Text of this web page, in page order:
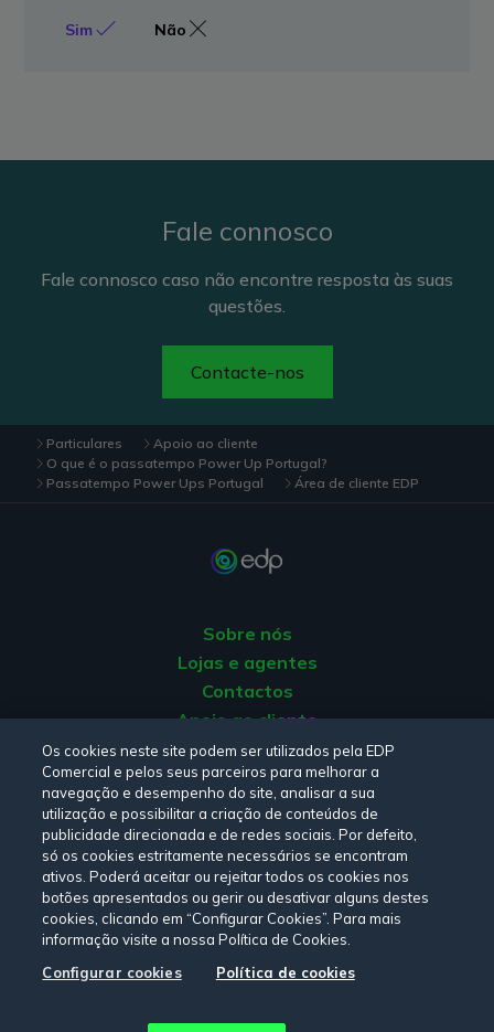
Sim Não
Fale connosco
Fale connosco caso não encontre resposta às suas
questões.
Contacte-nos
Particulares
Apoio ao cliente
O que é o passatempo Power Up Portugal?
Passatempo Power Ups Portugal
Área de cliente EDP
Sobre nós
Lojas e agentes
Contactos
Apoio ao cliente
Origem da energia
Livro de reclamações
Consulte a nossa Política de privacidade, Política de cookies
Termos e CondiçõeseDeclaração de Acessibilidade.
Siga-nos:
Os cookies neste site podem ser utilizados pela EDP
Comercial e pelos seus parceiros para melhorar a
navegação e desempenho do site, analisar a sua
utilização e possibilitar a criação de conteúdos de
publicidade direcionada e de redes sociais. Por defeito,
só os cookies estritamente necessários se encontram
ativos. Poderá aceitar ou rejeitar todos os cookies nos
botões apresentados ou gerir ou desativar alguns destes
cookies, clicando em “Configurar Cookies”. Para mais
informação visite a nossa Política de Cookies.
Configurar cookies
Política de cookies